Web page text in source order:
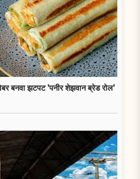
बनवा झटपट 'पनीर शेझवान ब्रेड रोल'